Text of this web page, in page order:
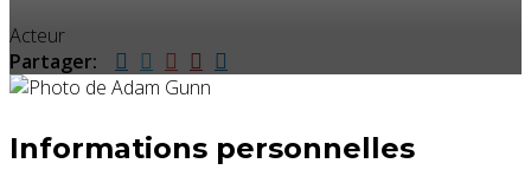
Acteur
Partager:
Informations personnelles